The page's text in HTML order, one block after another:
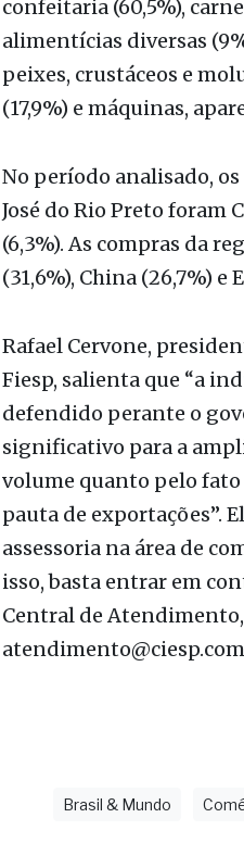
relação ao mesmo
US$ 998,7 milhões.
Os principais itens
alimentícias diversas
peixes, crustáceos e
(17,9%) e máquinas,
José do Rio Preto foram
(6,3%). As compras da
(31,6%), China (26,7%) e
Rafael Cervone,
Fiesp, salienta que “a
defendido perante o
significativo para a
volume quanto pelo fato
pauta de exportações”.